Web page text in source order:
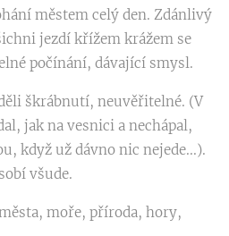
městem celý den. Zdánlivý
jezdí křížem krážem se
počínání, dávající smysl.
škrábnutí, neuvěřitelné. (V
jak na vesnici a nechápal,
když už dávno nic nejede...).
všude.
moře, příroda, hory,